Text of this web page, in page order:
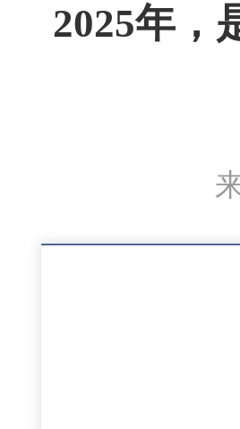
2025年，